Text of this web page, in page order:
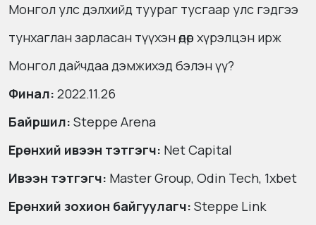
Монгол улс дэлхийд туураг тусгаар улс гэдгээ
тунхаглан зарласан түүхэн өдөр хүрэлцэн ирж
Mонгол дайчдаа дэмжихэд бэлэн үү?
Финал: 2022.11.26
Байршил: Steppe Arena
Ерөнхий ивээн тэтгэгч: Net Capital
Ивээн тэтгэгч: Master Group, Odin Tech, 1xbet
Ерөнхий зохион байгуулагч: Steppe Link